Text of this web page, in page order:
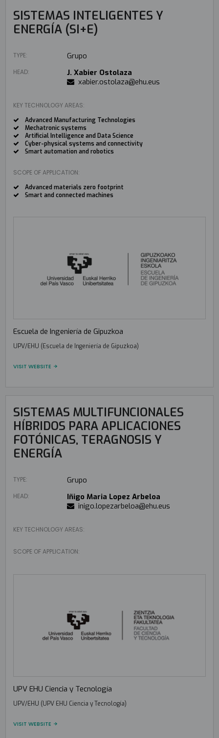
SISTEMAS INTELIGENTES Y
ENERGÍA (SI+E)
TYPE: Grupo
HEAD:
J. Xabier Ostolaza
xabier.ostolaza@ehu.eus
KEY TECHNOLOGY AREAS:
Advanced Manufacturing Technologies
Mechatronic systems
Artificial Intelligence and Data Science
Cyber-physical systems and connectivity
Smart automation and robotics
SCOPE OF APPLICATION:
Advanced materials zero footprint
Smart and connected machines
Escuela de Ingeniería de Gipuzkoa
UPV/EHU (Escuela de Ingeniería de Gipuzkoa)
VISIT WEBSITE
SISTEMAS MULTIFUNCIONALES
HÍBRIDOS PARA APLICACIONES
FOTÓNICAS, TERAGNOSIS Y
ENERGÍA
TYPE: Grupo
HEAD:
Iñigo Maria Lopez Arbeloa
inigo.lopezarbeloa@ehu.eus
KEY TECHNOLOGY AREAS:
SCOPE OF APPLICATION:
UPV EHU Ciencia y Tecnología
UPV/EHU (UPV EHU Ciencia y Tecnología)
VISIT WEBSITE